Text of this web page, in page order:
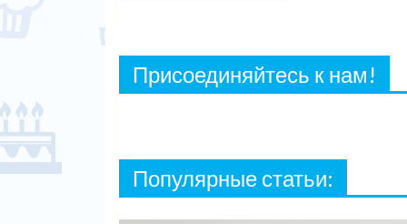
Присоединяйтесь к нам!
Популярные статьи: